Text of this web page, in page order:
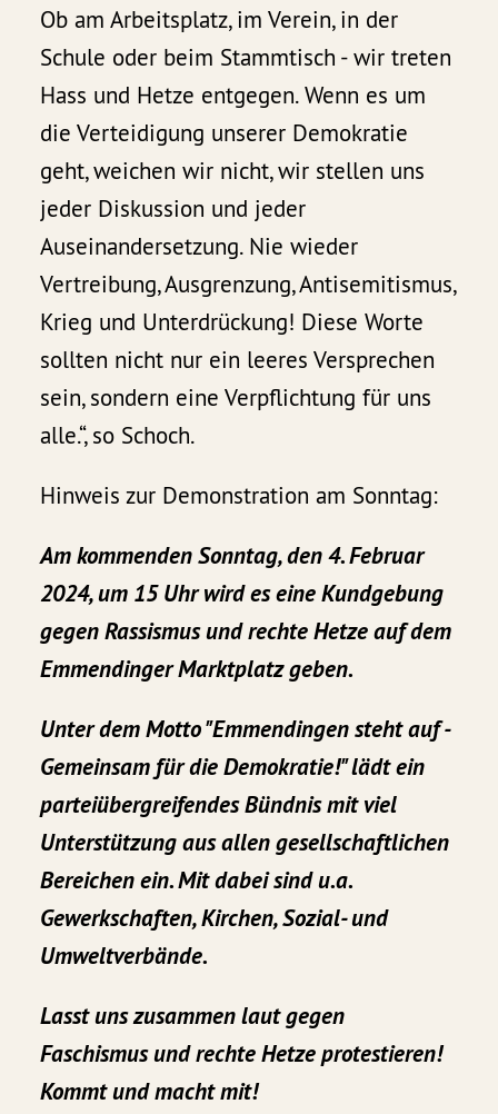
Ob am Arbeitsplatz, im Verein, in der
Schule oder beim Stammtisch - wir treten
Hass und Hetze entgegen. Wenn es um
die Verteidigung unserer Demokratie
geht, weichen wir nicht, wir stellen uns
jeder Diskussion und jeder
Auseinandersetzung. Nie wieder
Vertreibung, Ausgrenzung, Antisemitismus,
Krieg und Unterdrückung! Diese Worte
sollten nicht nur ein leeres Versprechen
sein, sondern eine Verpflichtung für uns
alle.“, so Schoch.
Hinweis zur Demonstration am Sonntag:
Am kommenden Sonntag, den 4. Februar
2024, um 15 Uhr wird es eine Kundgebung
gegen Rassismus und rechte Hetze auf dem
Emmendinger Marktplatz geben.
Unter dem Motto "Emmendingen steht auf -
Gemeinsam für die Demokratie!" lädt ein
parteiübergreifendes Bündnis mit viel
Unterstützung aus allen gesellschaftlichen
Bereichen ein. Mit dabei sind u.a.
Gewerkschaften, Kirchen, Sozial- und
Umweltverbände.
Lasst uns zusammen laut gegen
Faschismus und rechte Hetze protestieren!
Kommt und macht mit!